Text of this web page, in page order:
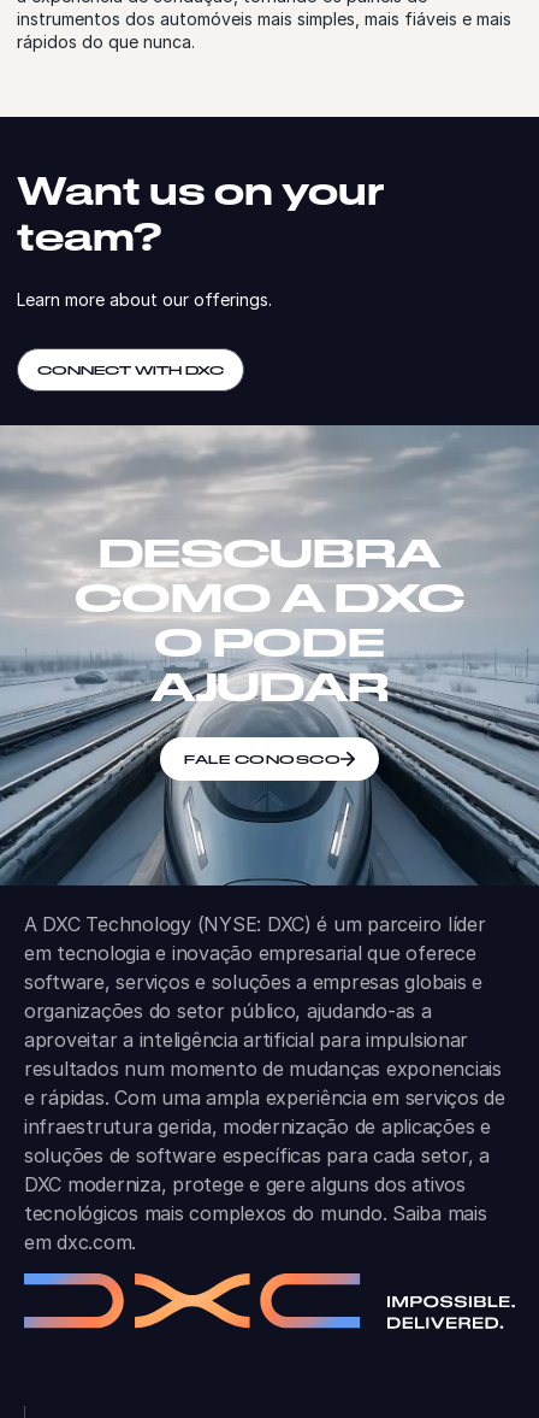
instrumentos dos automóveis mais simples, mais fiáveis e mais
rápidos do que nunca.
Want us on your
team?
Learn more about our offerings.
CONNECT WITH DXC
DESCUBRA
COMO A DXC
O PODE
AJUDAR
FALE CONOSCO
A DXC Technology (NYSE: DXC) é um parceiro líder
em tecnologia e inovação empresarial que oferece
software, serviços e soluções a empresas globais e
organizações do setor público, ajudando-as a
aproveitar a inteligência artificial para impulsionar
resultados num momento de mudanças exponenciais
e rápidas. Com uma ampla experiência em serviços de
infraestrutura gerida, modernização de aplicações e
soluções de software específicas para cada setor, a
DXC moderniza, protege e gere alguns dos ativos
tecnológicos mais complexos do mundo. Saiba mais
emdxc.com.